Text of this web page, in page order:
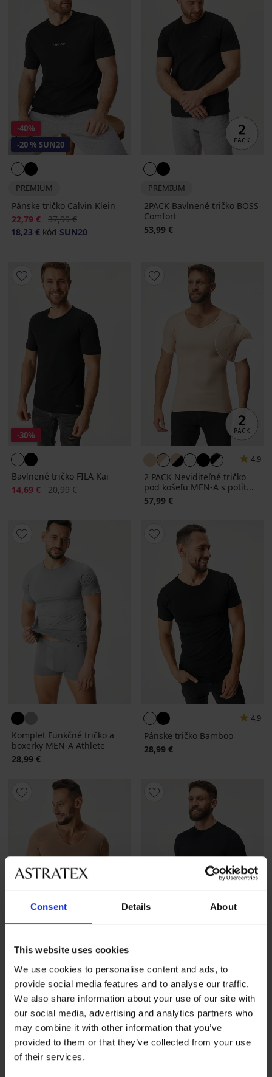
Consent Details About
This website uses cookies
We use cookies to personalise content and ads, to
provide social media features and to analyse our traffic.
We also share information about your use of our site with
our social media, advertising and analytics partners who
may combine it with other information that you’ve
provided to them or that they’ve collected from your use
of their services.
-40%
-20 % SUN20
PREMIUM
Pánske tričko Calvin Klein
Zľava
22,79 € Pôvodná cena
37,99 €
18,23 € kód SUN20
PREMIUM
2PACK Bavlnené tričko BOSS
Comfort
53,99 €
-30%
Bavlnené tričko FILA Kai
Zľava
14,69 € Pôvodná cena
20,99 €
4,9
2 PACK Neviditeľné tričko
pod košeľu MEN-A s potít...
57,99 €
Komplet Funkčné tričko a
boxerky MEN-A Athlete
28,99 €
4,9
Pánske tričko Bamboo
28,99 €
-20%
4,8
Telové tričko pod košeľu
45,99 €
Bezšvové tričko SilverPro
Classic I
24,99 €
LIMITED